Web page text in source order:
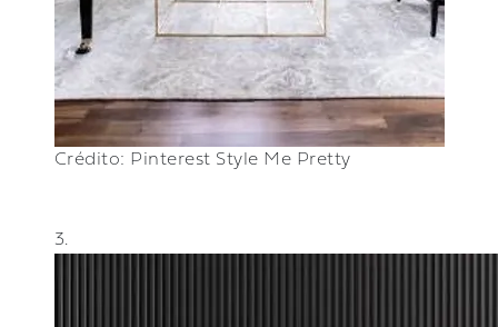
Crédito: Pinterest Style Me Pretty
3.